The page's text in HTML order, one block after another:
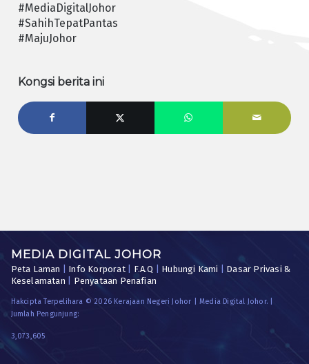
#MediaDigitalJohor
#SahihTepatPantas
#MajuJohor
Kongsi berita ini
MEDIA DIGITAL JOHOR
Peta Laman Info Korporat| F.A.Q Hubungi Kami
Dasar Privasi &
Keselamatan
Penyataan Penafian
Hakcipta Terpelihara © 2026 Kerajaan Negeri Johor | Media Digital Johor. |
Jumlah Pengunjung:
3,073,605